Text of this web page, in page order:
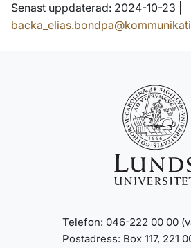
Senast uppdaterad: 2024-10-23 |
Telefon: 046-222 00 00
Postadress: Box 117, 221